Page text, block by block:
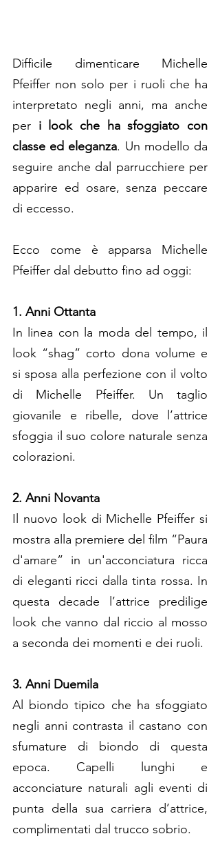
Difficile dimenticare Michelle
Pfeiffer non solo per i ruoli che ha
interpretato negli anni, ma anche
per i look che ha sfoggiato con
classe ed eleganza. Un modello da
seguire anche dal parrucchiere per
apparire ed osare, senza peccare
di eccesso.
Ecco come è apparsa Michelle
Pfeiffer dal debutto fino ad oggi:
1. Anni Ottanta
In linea con la moda del tempo, il
look “shag” corto dona volume e
si sposa alla perfezione con il volto
di Michelle Pfeiffer. Un taglio
giovanile e ribelle, dove l’attrice
sfoggia il suo colore naturale senza
colorazioni.
2. Anni Novanta
Il nuovo look di Michelle Pfeiffer si
mostra alla premiere del film “Paura
d'amare” in un'acconciatura ricca
di eleganti ricci dalla tinta rossa. In
questa decade l’attrice predilige
look che vanno dal riccio al mosso
a seconda dei momenti e dei ruoli.
3. Anni Duemila
Al biondo tipico che ha sfoggiato
negli anni contrasta il castano con
sfumature di biondo di questa
epoca. Capelli lunghi e
acconciature naturali agli eventi di
punta della sua carriera d’attrice,
complimentati dal trucco sobrio.